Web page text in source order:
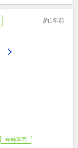
約1年前
年齢不問